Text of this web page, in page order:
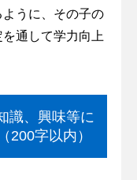
うに、その子の
通して学力向上
識、興味等に
200字以内）